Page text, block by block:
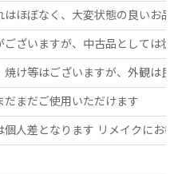
はほぼなく、大変状態の良いお
ざいますが、中古品としては
焼け等はございますが、外観は
まだご使用いただけます
人差となります リメイクにお